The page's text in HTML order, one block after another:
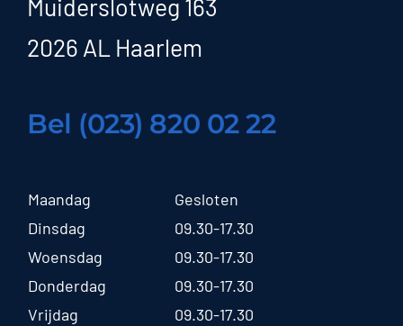
Muiderslotweg 163
2026 AL Haarlem
Bel (023) 820 02 22
Maandag
Gesloten
Dinsdag
09.30-17.30
Woensdag
09.30-17.30
Donderdag
09.30-17.30
Vrijdag
09.30-17.30